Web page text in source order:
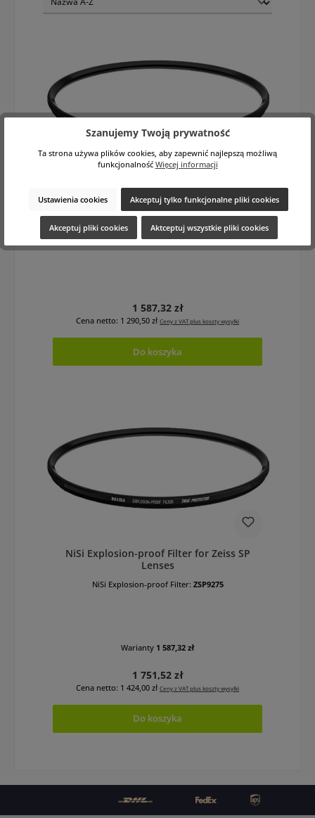
NiSi Explosion-proof Filter for Cooke S4i /
5i / S6i / S7A (Big)
NiSi Explosion-proof Filter:LP13110
Cena regularna:
1 587,32 zł
Cena netto: 1 290,50 zł Ceny z VAT plus koszty wysyłki
Do koszyka
NiSi Explosion-proof Filter for Zeiss SP
Lenses
NiSi Explosion-proof Filter: ZSP9275
Warianty1 587,32 zł
Cena regularna:
1 751,52 zł
Cena netto: 1 424,00 zł Ceny z VAT plus koszty wysyłki
Do koszyka
Szanujemy Twoją prywatność
Ta strona używa plików cookies, aby zapewnić najlepszą możliwą
funkcjonalność Więcej informacji
Ustawienia cookies Akceptuj tylko funkcjonalne pliki cookies
Akceptuj pliki cookies Aktceptuj wszystkie pliki cookies